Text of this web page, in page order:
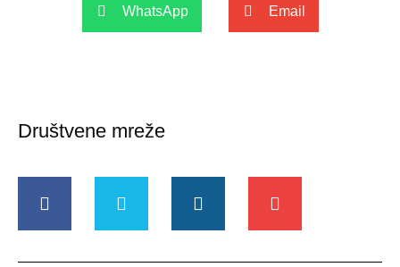
WhatsApp Email
Društvene mreže